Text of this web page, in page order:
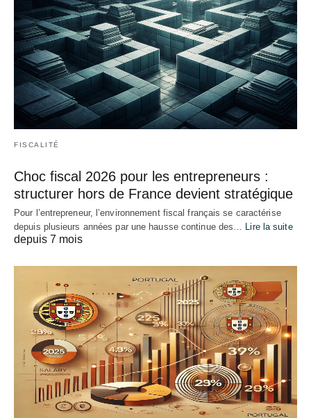
FISCALITÉ
Choc fiscal 2026 pour les entrepreneurs :
structurer hors de France devient stratégique
Pour l’entrepreneur, l’environnement fiscal français se caractérise
depuis plusieurs années par une hausse continue des… Lire la suite
depuis 7 mois